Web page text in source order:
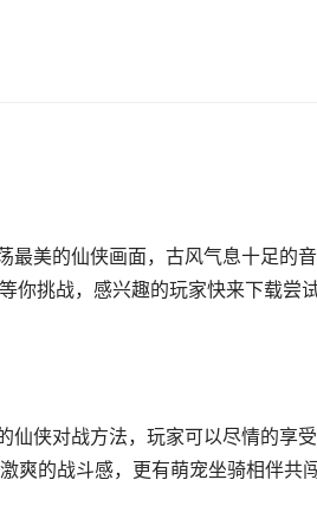
最美的仙侠画面，古风气息十足的音
你挑战，感兴趣的玩家快来下载尝
仙侠对战方法，玩家可以尽情的享
爽的战斗感，更有萌宠坐骑相伴共